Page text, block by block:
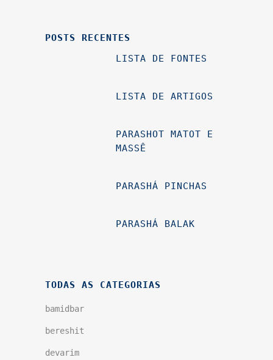
POSTS RECENTES
LISTA DE FONTES
LISTA DE ARTIGOS
PARASHOT MATOT E
MASSÊ
PARASHÁ PINCHAS
PARASHÁ BALAK
TODAS AS CATEGORIAS
bamidbar
bereshit
devarim